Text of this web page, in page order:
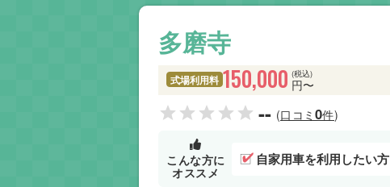
多磨寺
式場利用料 (税込)
150,000 円〜
-- (口コミ0件)
こんな方に
オススメ
自家用車を利用したい方